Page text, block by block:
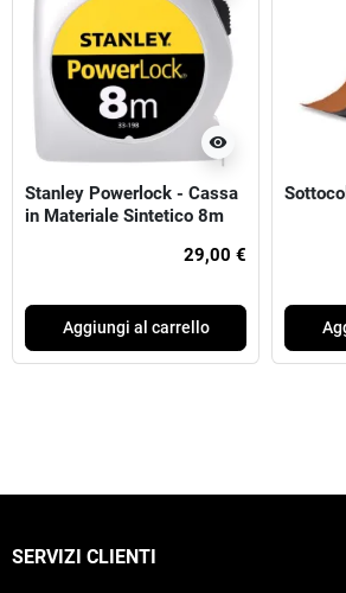
visibility
Stanley Powerlock - Cassa
in Materiale Sintetico 8m
29,00 €
Aggiungi al carrello
SERVIZI CLIENTI